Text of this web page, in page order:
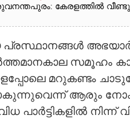
കേരളത്തിൽ
പ്രസ്ഥാനങ്ങൾ
സമൂഹം
മറുകണ്ടം
ആരും
പാർട്ടികളിൽ